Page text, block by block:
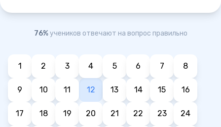
76%учеников отвечают на вопрос правильно
1 2 3 4 5 6 7 8
9 10 11 12 13 14 15 16
17 18 19 20 21 22 23 24